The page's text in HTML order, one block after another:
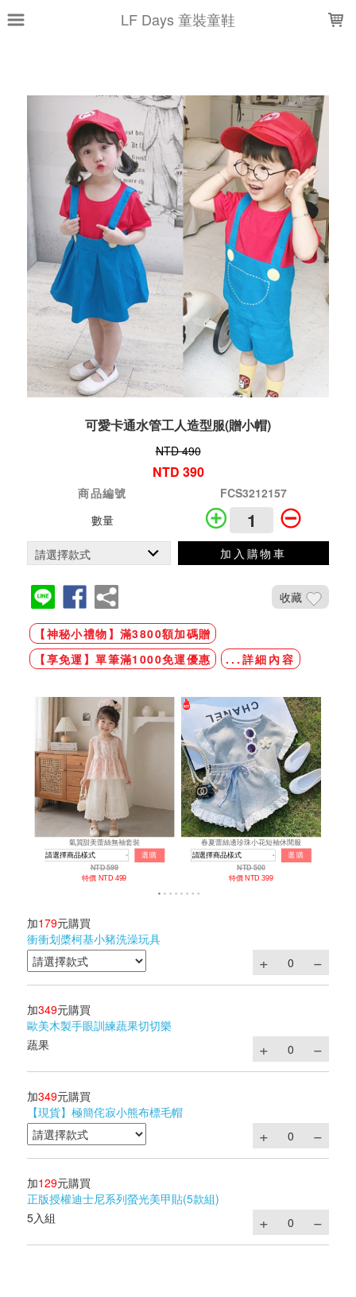
LF Days 童裝童鞋
可愛卡通水管工人造型服(贈小帽)
NTD 490
NTD 390
商品編號
FCS3212157
數量
加入購物車
收藏
【神秘小禮物】滿3800額加碼贈
【享免運】單筆滿1000免運優惠
...詳細內容
加179元購買
衝衝划槳柯基小豬洗澡玩具
加349元購買
歐美木製手眼訓練蔬果切切樂
蔬果
加349元購買
【現貨】極簡侘寂小熊布標毛帽
加129元購買
正版授權迪士尼系列螢光美甲貼(5款組)
5入組